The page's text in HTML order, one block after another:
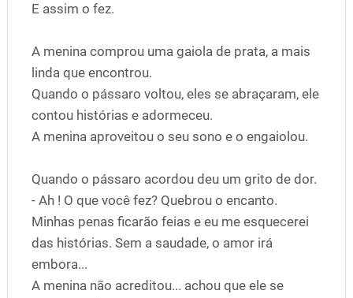
E assim o fez.
A menina comprou uma gaiola de prata, a mais
linda que encontrou.
Quando o pássaro voltou, eles se abraçaram, ele
contou histórias e adormeceu.
A menina aproveitou o seu sono e o engaiolou.
Quando o pássaro acordou deu um grito de dor.
- Ah ! O que você fez? Quebrou o encanto.
Minhas penas ficarão feias e eu me esquecerei
das histórias. Sem a saudade, o amor irá
embora...
A menina não acreditou... achou que ele se